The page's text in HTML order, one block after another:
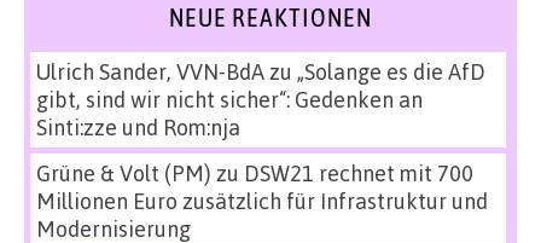
NEUE REAKTIONEN
Ulrich Sander, VVN-BdAzu „Solange es die AfD
gibt, sind wir nicht sicher“: Gedenken an
Sinti:zze und Rom:nja
Grüne & Volt (PM) zu DSW21 rechnet mit 700
Millionen Euro zusätzlich für Infrastruktur und
Modernisierung